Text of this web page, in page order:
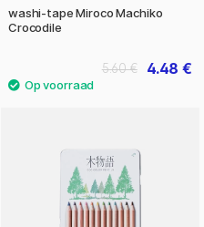
washi-tape Miroco Machiko
Crocodile
4.48 €
5.60 €